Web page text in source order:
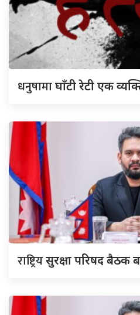
धनुषामाघाँटी रेटी एक
राष्ट्रियसुरक्षा परिषद बैठक